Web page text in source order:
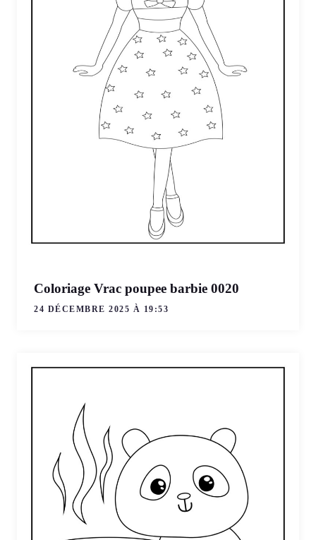
Coloriage Vrac poupee barbie 0020
24 DÉCEMBRE 2025 À 19:53